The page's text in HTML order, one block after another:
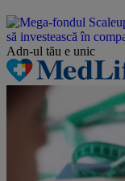
Adn-ul tău e unic